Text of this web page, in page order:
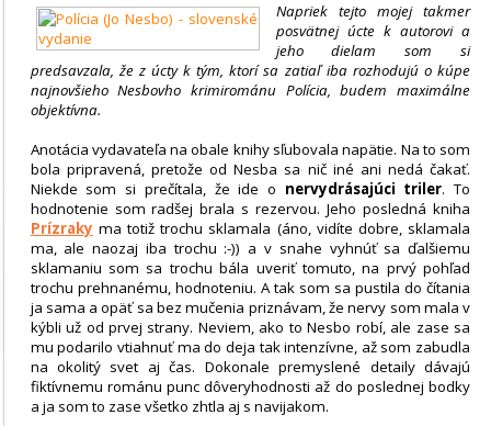
Napriek tejto mojej takmer
posvätnej úcte k autorovi a
jeho dielam som si
predsavzala, že z úcty k tým, ktorí sa zatiaľ iba rozhodujú o kúpe
najnovšieho Nesbovho krimirománu Polícia, budem maximálne
objektívna.
Anotácia vydavateľa na obale knihy sľubovala napätie. Na to som
bola pripravená, pretože od Nesba sa nič iné ani nedá čakať.
Niekde som si prečítala, že ide o nervydrásajúci triler. To
hodnotenie som radšej brala s rezervou. Jeho posledná kniha
Prízraky ma totiž trochu sklamala (áno, vidíte dobre, sklamala
ma, ale naozaj iba trochu :-)) a v snahe vyhnúť sa ďalšiemu
sklamaniu som sa trochu bála uveriť tomuto, na prvý pohľad
trochu prehnanému, hodnoteniu. A tak som sa pustila do čítania
ja sama a opäť sa bez mučenia priznávam, že nervy som mala v
kýbli už od prvej strany. Neviem, ako to Nesbo robí, ale zase sa
mu podarilo vtiahnuť ma do deja tak intenzívne, až som zabudla
na okolitý svet aj čas. Dokonale premyslené detaily dávajú
fiktívnemu románu punc dôveryhodnosti až do poslednej bodky
a ja som to zase všetko zhtla aj s navijakom.